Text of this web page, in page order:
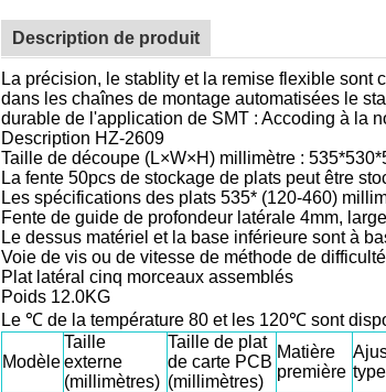
Description de produit
La précision, le stablity et la remise flexible sont
dans les chaînes de montage automatisées le
durable de l'application de SMT : Accoding à la
Description HZ-2609
Taille de découpe (L×W×H) millimètre :
La fente 50pcs de stockage de plats peut être
Les spécifications des plats 535* (120-460)
Fente de guide de profondeur latérale 4mm,
Le dessus matériel et la base inférieure sont à
Voie de vis ou de vitesse de méthode de
Plat latéral cinq morceaux assemblés
Poids 12.0KG
Le ℃ de la température 80 et les 120℃ sont
Modèle
Taille
externe
(millimètres)
Taille de plat
de carte PCB
(millimètres)
Matière
première type